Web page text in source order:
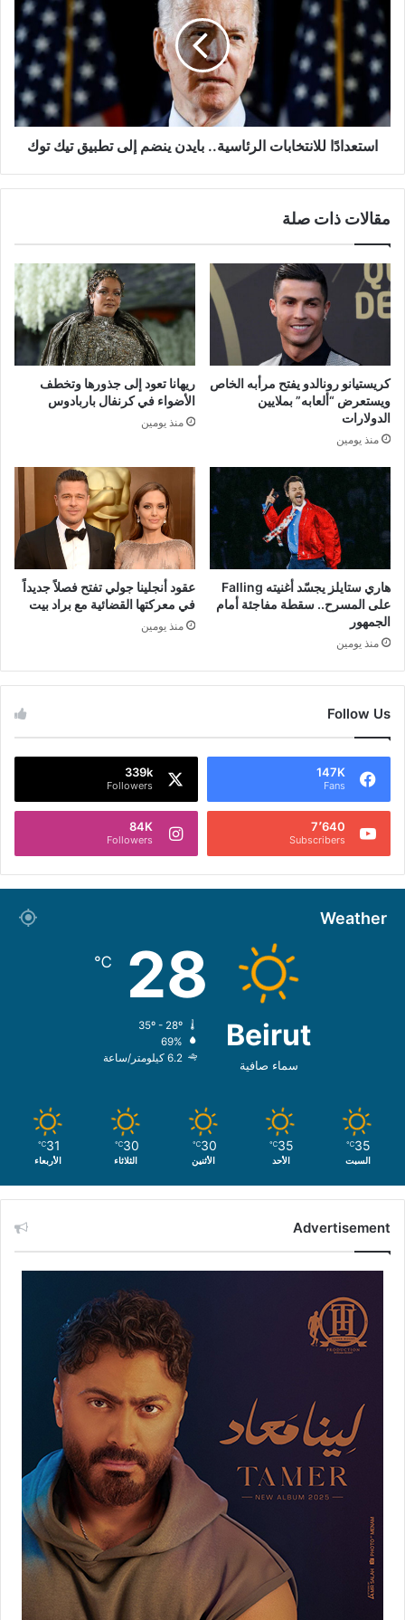
الرئاسية..
بايدن
ينضم
إلى
تطبيق
تيك
توك
استعدادًا للانتخابات الرئاسية.. بايدن ينضم إلى تطبيق تيك توك
مقالات ذات صلة
كريستيانو رونالدو يفتح مرأبه الخاص
ويستعرض “ألعابه” بملايين
الدولارات
منذ يومين
ريهانا تعود إلى جذورها وتخطف
الأضواء في كرنفال باربادوس
منذ يومين
هاري ستايلز يجسّد أغنيته Falling
على المسرح.. سقطة مفاجئة أمام
الجمهور
منذ يومين
عقود أنجلينا جولي تفتح فصلاً جديداً
في معركتها القضائية مع براد بيت
منذ يومين
Follow Us
147K
Fans
339k
Followers
7٬640
Subscribers
84K
Followers
Weather
Beirut
سماء صافية
28
℃
69%
6.2 كيلومتر/ساعة
35
℃
السبت
35
℃
الأحد
30
℃
الأثنين
30
℃
الثلاثاء
31
℃
الأربعاء
Advertisement